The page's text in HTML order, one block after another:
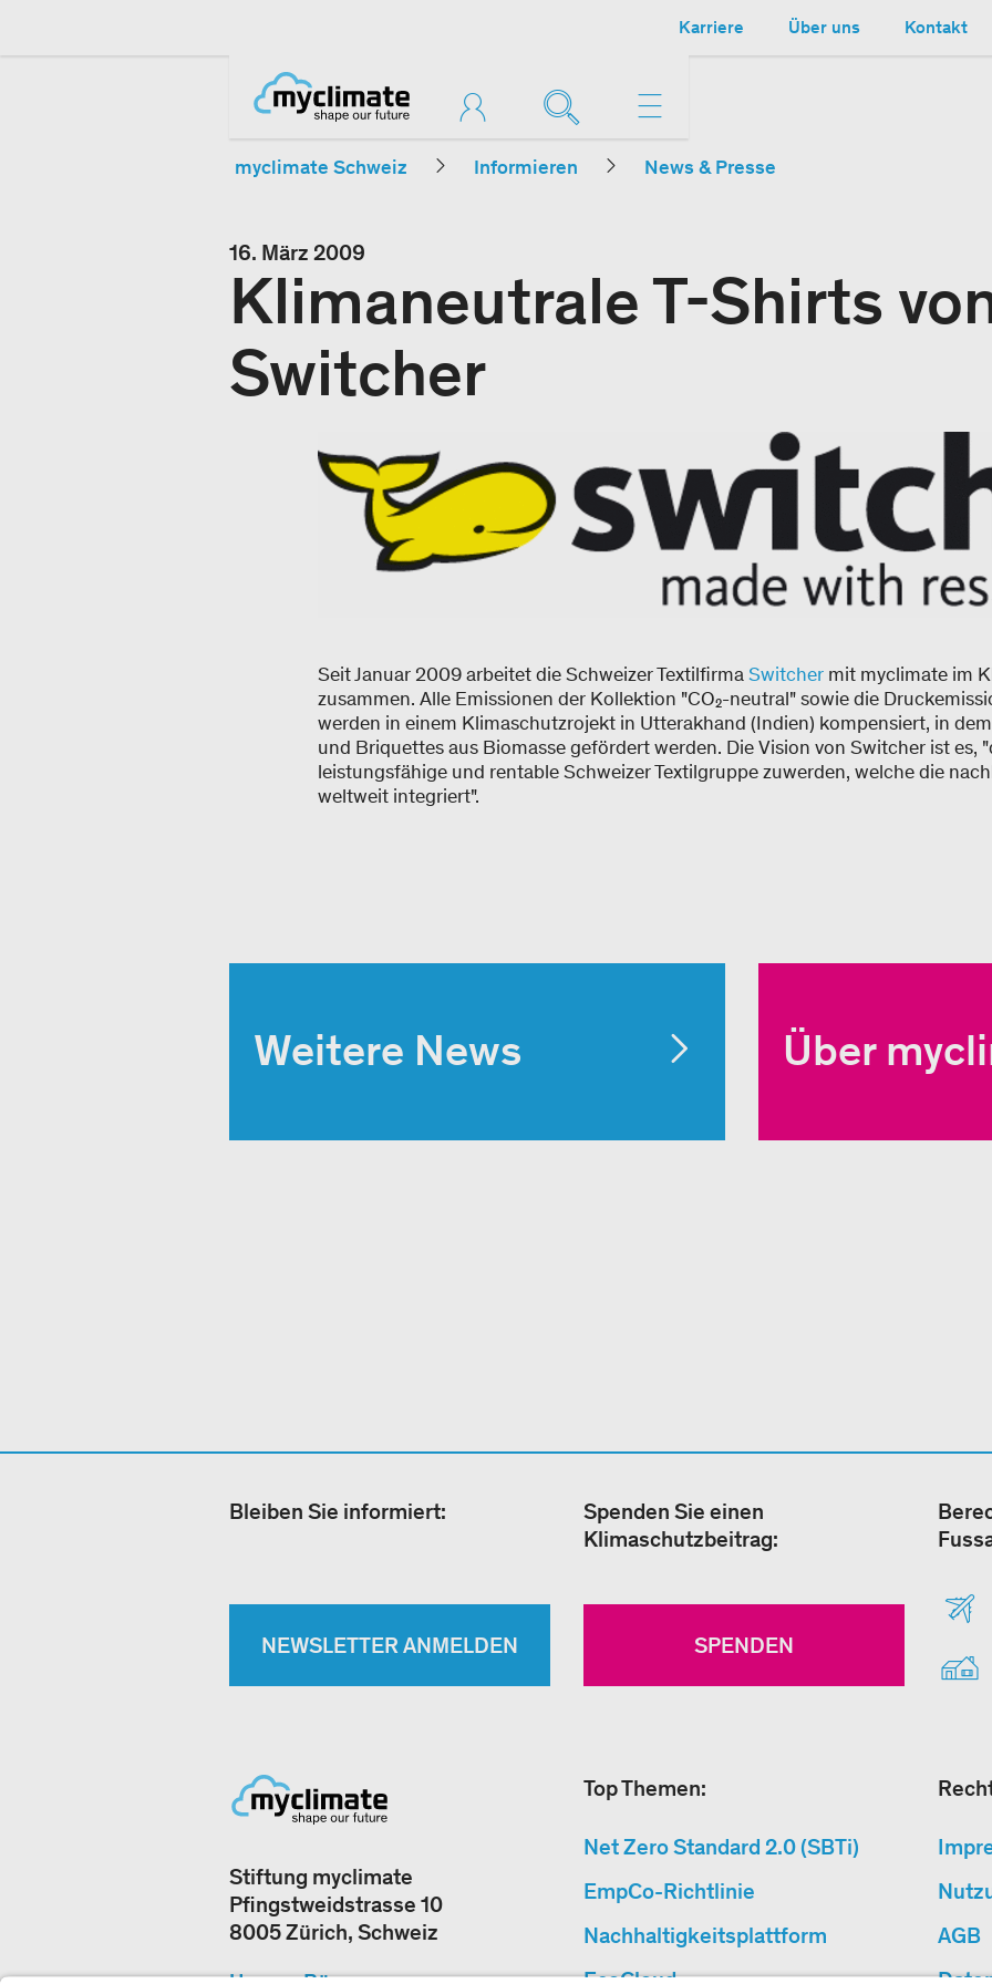
Karriere Über uns Kontakt
myclimate Schweiz Informieren News & Presse
16. März 2009
Klimaneutrale T-Shirts
Switcher
Seit Januar 2009 arbeitet die Schweizer TextilfirmaSwitcher mit myclimate im
zusammen. Alle Emissionen der Kollektion "CO₂-neutral" sowie die
werden in einem Klimaschutzrojekt in Utterakhand (Indien) kompensiert, in
und Briquettes aus Biomasse gefördert werden. Die Vision von Switcher ist es,
leistungsfähige und rentable Schweizer Textilgruppe zuwerden, welche die
weltweit integriert".
Weitere News Über
Bleiben Sie informiert:
NEWSLETTER ANMELDEN
Spenden Sie einen
Klimaschutzbeitrag:
SPENDEN
Stiftung myclimate
Pfingstweidstrasse 10
8005 Zürich, Schweiz
Top Themen:
Net Zero Standard 2.0 (SBTi)
EmpCo-Richtlinie
Nachhaltigkeitsplattform
AGB